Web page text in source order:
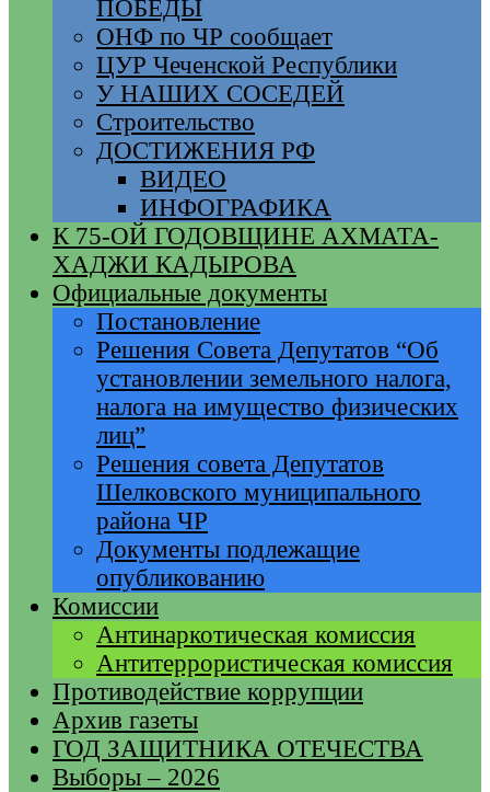
ПОБЕДЫ
ОНФ по ЧР сообщает
ЦУР Чеченской Республики
У НАШИХ СОСЕДЕЙ
Строительство
ДОСТИЖЕНИЯ РФ
ВИДЕО
ИНФОГРАФИКА
К 75-ОЙ ГОДОВЩИНЕ АХМАТА-
ХАДЖИ КАДЫРОВА
Официальные документы
Постановление
Решения Совета Депутатов “Об
установлении земельного налога,
налога на имущество физических
лиц”
Решения совета Депутатов
Шелковского муниципального
района ЧР
Документы подлежащие
опубликованию
Комиссии
Антинаркотическая комиссия
Антитеррористическая комиссия
Противодействие коррупции
Архив газеты
ГОД ЗАЩИТНИКА ОТЕЧЕСТВА
Выборы – 2026